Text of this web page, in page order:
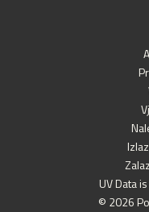
UV Data
© 2026